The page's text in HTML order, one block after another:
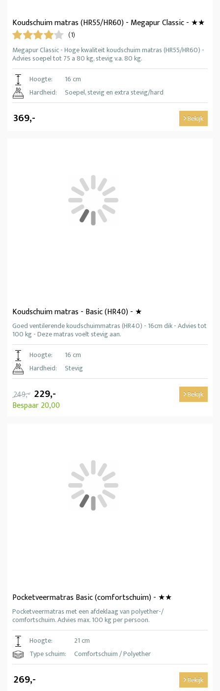
Koudschuim matras (HR55/HR60) - Megapur Classic - ★★
(1)
Megapur Classic - Hoge kwaliteit koudschuim matras (HR55/HR60) -
Advies soepel tot 75 a 80 kg, stevig v.a. 80 kg.
Hoogte:
16 cm
Hardheid:
Soepel, stevig en extra stevig/hard
369,- Bekijk
Koudschuim matras - Basic (HR40) - ★
Goed ventilerende koudschuimmatras (HR40) - 16cm dik - Advies tot
100 kg - Deze matras voelt stevig aan.
Hoogte:
16 cm
Hardheid:
Stevig
249,- 229,-
Bespaar 20,00
Bekijk
Pocketveermatras Basic (comfortschuim) - ★★
Pocketveermatras met een afdeklaag van polyether-/
comfortschuim. Advies max. 100 kg per persoon.
Hoogte:
21 cm
Type schuim:
Comfortschuim / Polyether
269,- Bekijk